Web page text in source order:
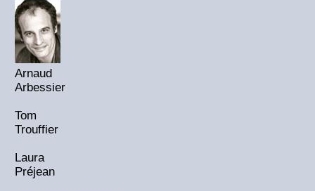
Arnaud
Arbessier
Tom
Trouffier
Laura
Préjean